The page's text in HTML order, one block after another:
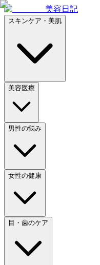
美容日記
スキンケア・美肌
美容医療
男性の悩み
女性の健康
目・歯のケア